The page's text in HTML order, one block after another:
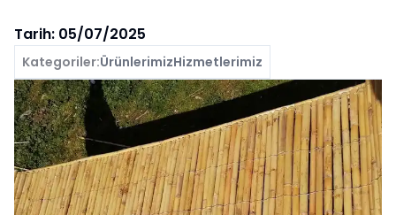
Tarih: 05/07/2025
Kategoriler:ÜrünlerimizHizmetlerimiz